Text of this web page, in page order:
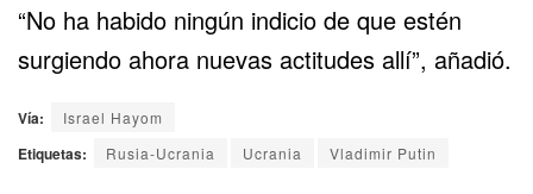
“No ha habido ningún indicio de que estén
surgiendo ahora nuevas actitudes allí”, añadió.
Vía: Israel Hayom
Etiquetas: Rusia-Ucrania Ucrania Vladimir Putin